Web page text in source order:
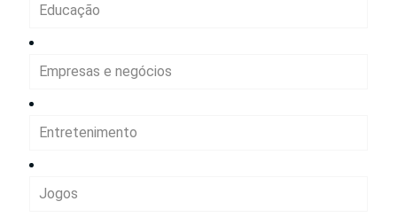
Educação
Empresas e negócios
Entretenimento
Jogos